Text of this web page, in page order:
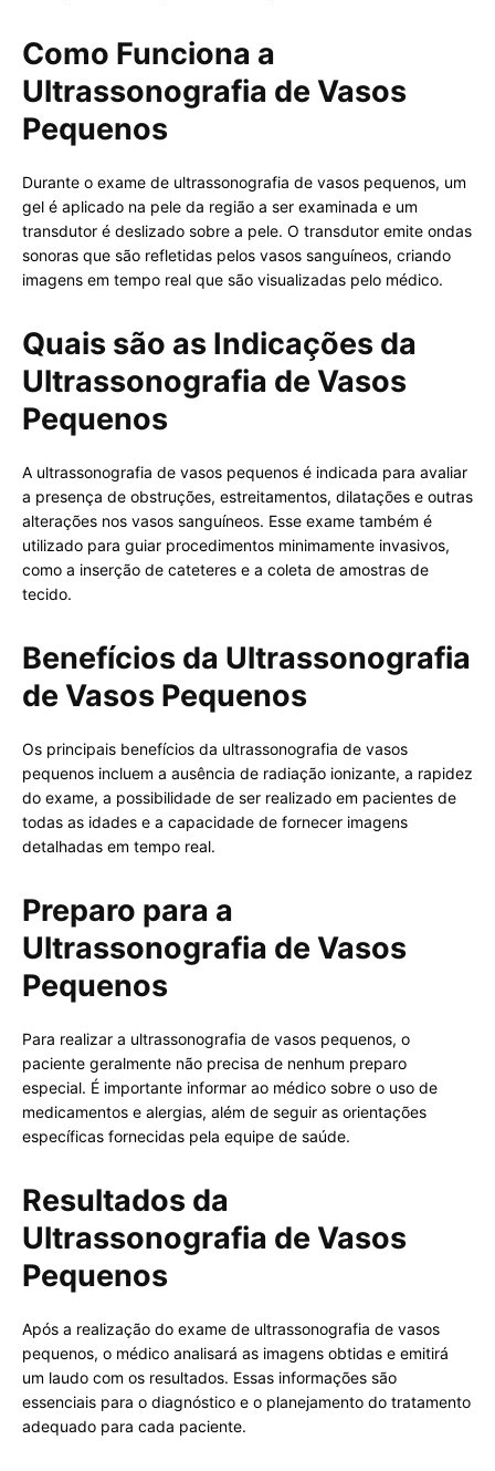
Como Funciona a
Ultrassonografia de Vasos
Pequenos
Durante o exame de ultrassonografia de vasos pequenos, um
gel é aplicado na pele da região a ser examinada e um
transdutor é deslizado sobre a pele. O transdutor emite ondas
sonoras que são refletidas pelos vasos sanguíneos, criando
imagens em tempo real que são visualizadas pelo médico.
Quais são as Indicações da
Ultrassonografia de Vasos
Pequenos
A ultrassonografia de vasos pequenos é indicada para avaliar
a presença de obstruções, estreitamentos, dilatações e outras
alterações nos vasos sanguíneos. Esse exame também é
utilizado para guiar procedimentos minimamente invasivos,
como a inserção de cateteres e a coleta de amostras de
tecido.
Benefícios da Ultrassonografia
de Vasos Pequenos
Os principais benefícios da ultrassonografia de vasos
pequenos incluem a ausência de radiação ionizante, a rapidez
do exame, a possibilidade de ser realizado em pacientes de
todas as idades e a capacidade de fornecer imagens
detalhadas em tempo real.
Preparo para a
Ultrassonografia de Vasos
Pequenos
Para realizar a ultrassonografia de vasos pequenos, o
paciente geralmente não precisa de nenhum preparo
especial. É importante informar ao médico sobre o uso de
medicamentos e alergias, além de seguir as orientações
específicas fornecidas pela equipe de saúde.
Resultados da
Ultrassonografia de Vasos
Pequenos
Após a realização do exame de ultrassonografia de vasos
pequenos, o médico analisará as imagens obtidas e emitirá
um laudo com os resultados. Essas informações são
essenciais para o diagnóstico e o planejamento do tratamento
adequado para cada paciente.